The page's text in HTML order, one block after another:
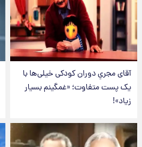
آقای مجریِ دوران کودکی خیلی‌ها با
یک پست متفاوت؛ «غمگینم بسیار
زیاد»!